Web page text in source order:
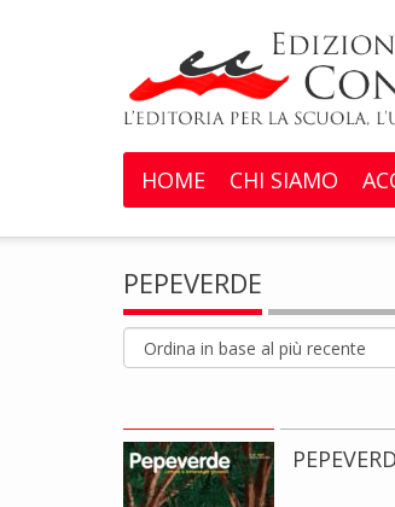
HOME CHI SIAMO
PEPEVERDE